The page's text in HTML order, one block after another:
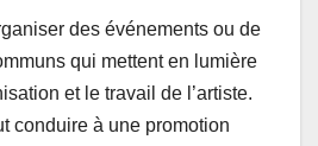
des événements ou de
qui mettent en lumière
et le travail de l’artiste.
conduire à une promotion